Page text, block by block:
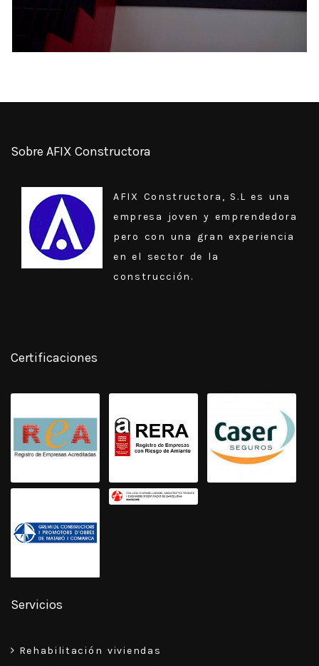
Sobre AFIX Constructora
AFIX Constructora, S.L es una
empresa joven y emprendedora
pero con una gran experiencia
en el sector de la
construcción.
Certificaciones
Servicios
Rehabilitación viviendas